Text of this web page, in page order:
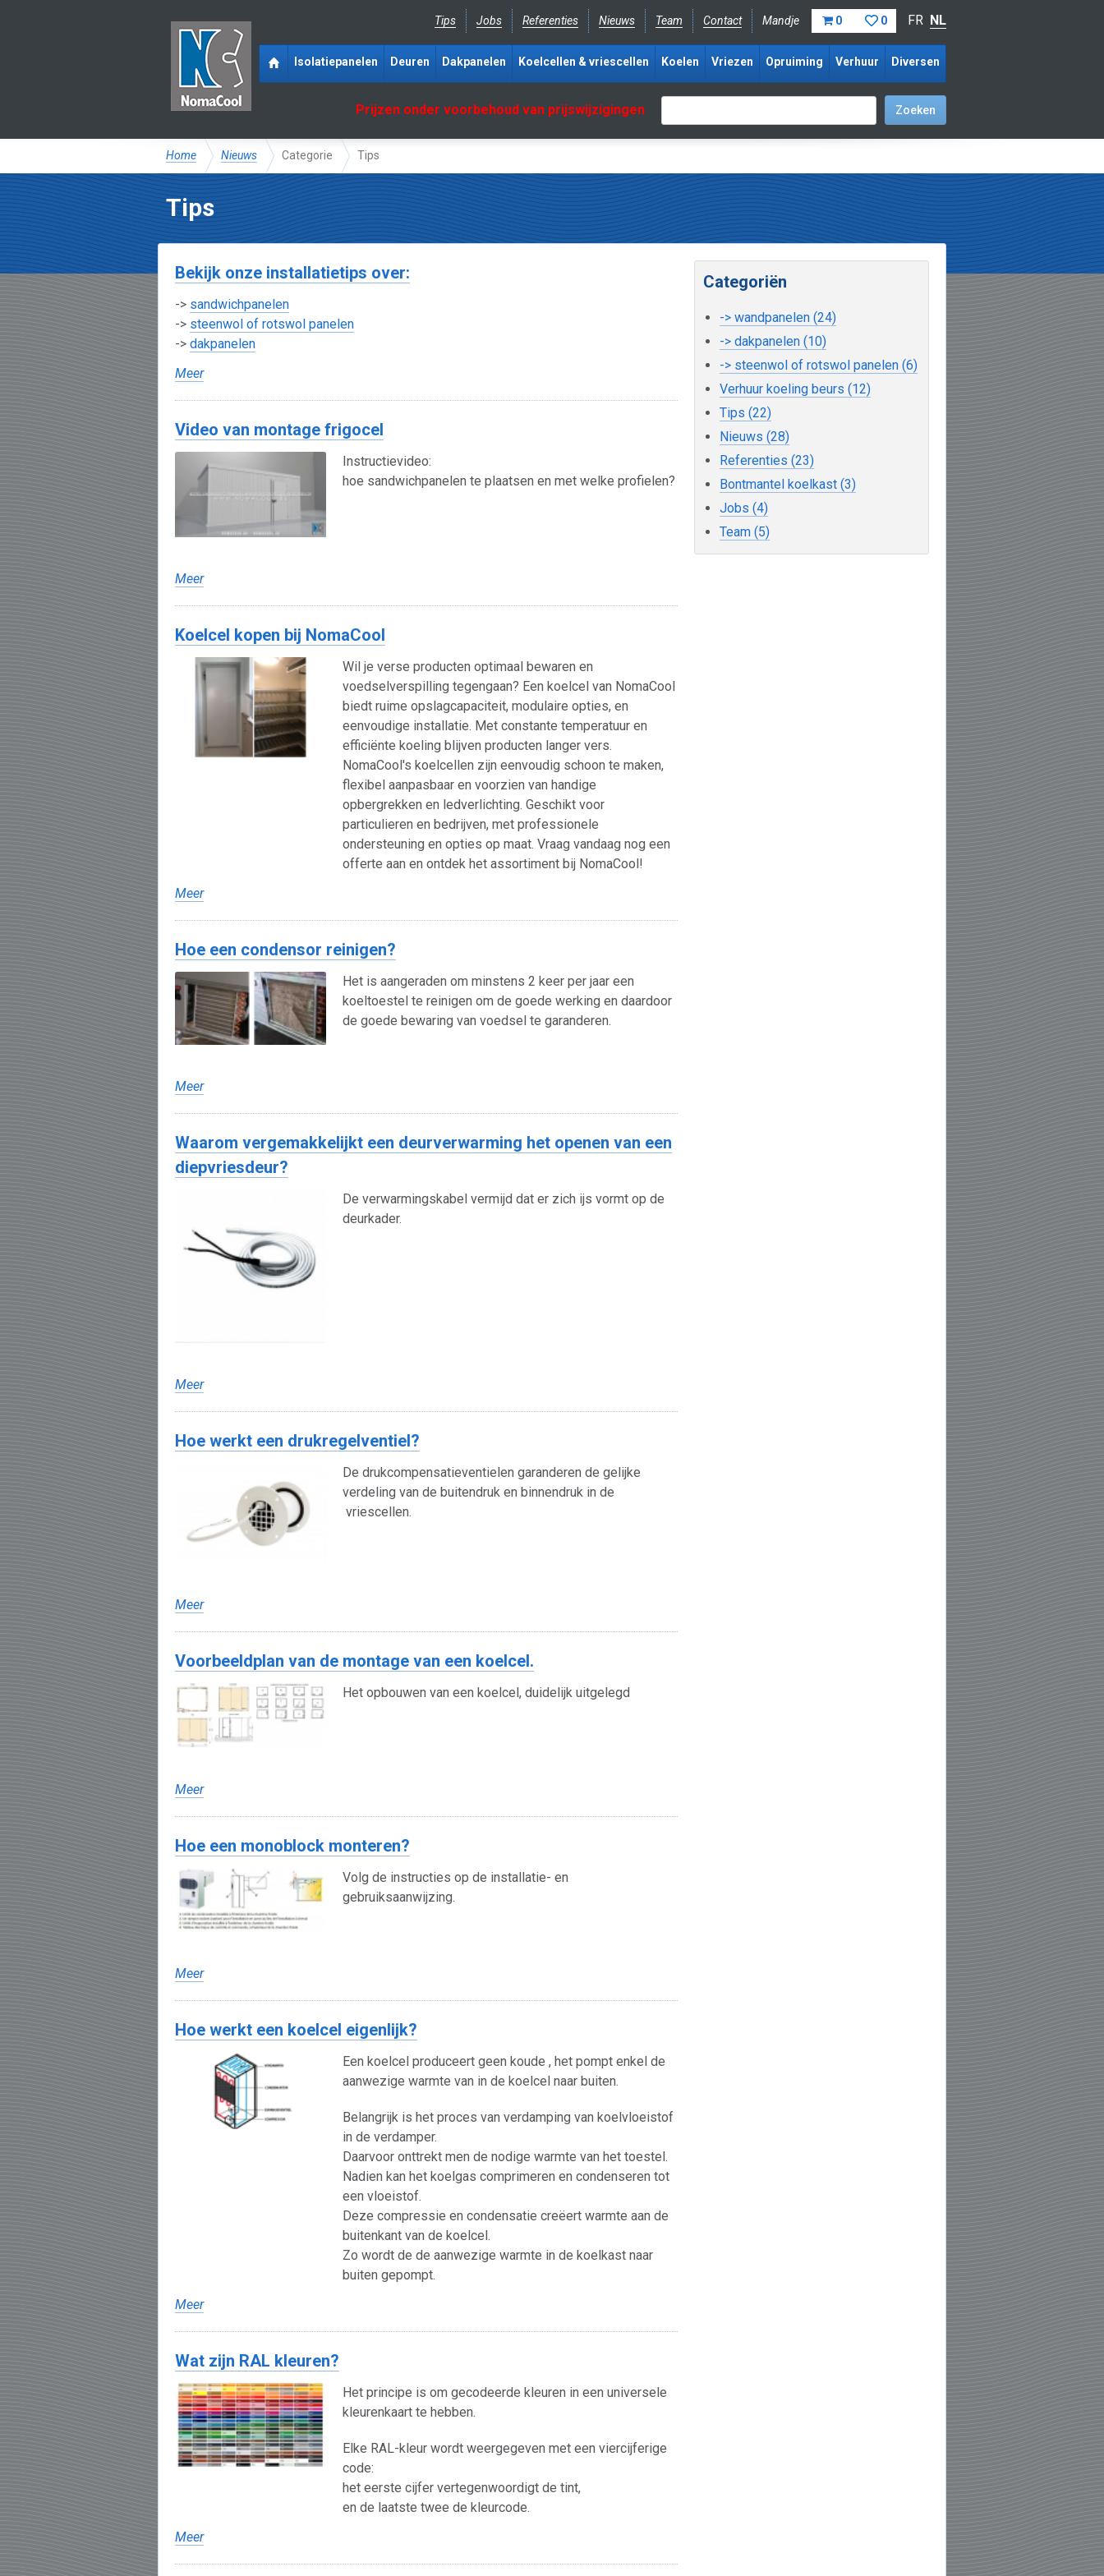
Tips Jobs Referenties Nieuws Team Contact Mandje 0 0 FR NL
Prijzen onder voorbehoud van prijswijzigingen
Isolatiepanelen Deuren Dakpanelen Koelcellen & vriescellen Koelen Vriezen Opruiming Verhuur Diversen
Home Nieuws Categorie Tips
Tips
Categoriën
-> wandpanelen (24)
-> dakpanelen (10)
-> steenwol of rotswol panelen (6)
Verhuur koeling beurs (12)
Tips (22)
Nieuws (28)
Referenties (23)
Bontmantel koelkast (3)
Jobs (4)
Team (5)
Bekijk onze installatietips over:
-> sandwichpanelen
-> steenwol of rotswol panelen
-> dakpanelen
Meer
Video van montage frigocel
Instructievideo:
hoe sandwichpanelen te plaatsen en met welke profielen?
Meer
Koelcel kopen bij NomaCool
Wil je verse producten optimaal bewaren en
voedselverspilling tegengaan? Een koelcel van NomaCool
biedt ruime opslagcapaciteit, modulaire opties, en
eenvoudige installatie. Met constante temperatuur en
efficiënte koeling blijven producten langer vers.
NomaCool's koelcellen zijn eenvoudig schoon te maken,
flexibel aanpasbaar en voorzien van handige
opbergrekken en ledverlichting. Geschikt voor
particulieren en bedrijven, met professionele
ondersteuning en opties op maat. Vraag vandaag nog een
offerte aan en ontdek het assortiment bij NomaCool!
Meer
Hoe een condensor reinigen?
Het is aangeraden om minstens 2 keer per jaar een
koeltoestel te reinigen om de ​​goede werking en daardoor
de goede bewaring van voedsel te garanderen.
Meer
Waarom vergemakkelijkt een deurverwarming het openen van een
diepvriesdeur?
De verwarmingskabel vermijd dat er zich ijs vormt op de
deurkader.
Meer
Hoe werkt een drukregelventiel?
De drukcompensatieventielen garanderen de gelijke
verdeling van de buitendruk en binnendruk in de
vriescellen.
Meer
Voorbeeldplan van de montage van een koelcel.
Het opbouwen van een koelcel, duidelijk uitgelegd
Meer
Hoe een monoblock monteren?
Volg de instructies op de installatie- en
gebruiksaanwijzing.
Meer
Hoe werkt een koelcel eigenlijk?
Een koelcel produceert geen koude , het pompt enkel de
aanwezige warmte van in de koelcel naar buiten.
Belangrijk is het proces van verdamping van koelvloeistof
in de verdamper.
Daarvoor onttrekt men de nodige warmte van het toestel.
Nadien kan het koelgas comprimeren en condenseren tot
een vloeistof.
Deze compressie en condensatie creëert warmte aan de
buitenkant van de koelcel.
Zo wordt de de aanwezige warmte in de koelkast naar
buiten gepompt.
Meer
Wat zijn RAL kleuren?
Het principe is om gecodeerde kleuren in een universele
kleurenkaart te hebben.
Elke RAL-kleur wordt weergegeven met een viercijferige
code:
het eerste cijfer vertegenwoordigt de tint,
en de laatste twee de kleurcode.
Meer